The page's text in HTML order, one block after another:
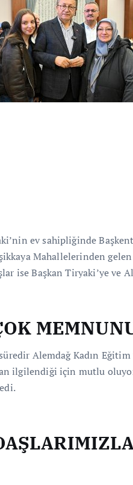
ev sahipliğinde
Mahallelerinden
ise Başkan Tiryaki’ye ve
Alemdağ Kadın
ilgilendiği için mutlu